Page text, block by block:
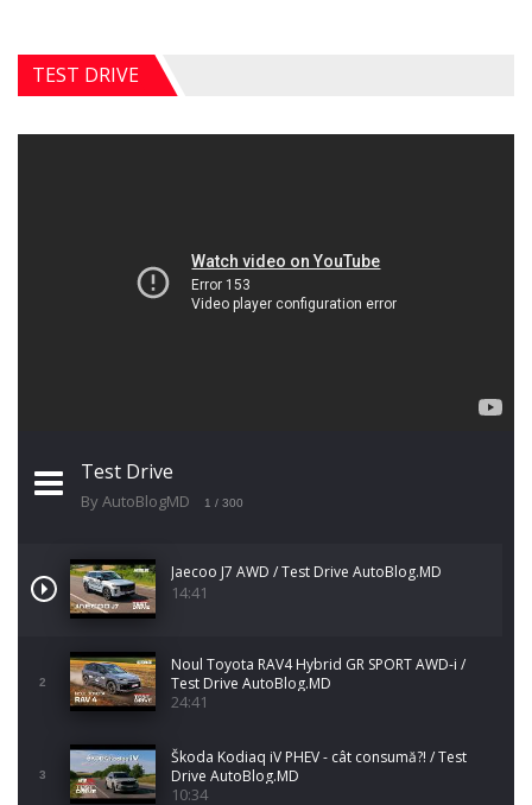
TEST DRIVE
Test Drive
By AutoBlogMD 1 / 300
Jaecoo J7 AWD / Test Drive AutoBlog.MD
14:41
2
Noul Toyota RAV4 Hybrid GR SPORT AWD-i /
Test Drive AutoBlog.MD
24:41
3
Škoda Kodiaq iV PHEV - cât consumă?! / Test
Drive AutoBlog.MD
10:34